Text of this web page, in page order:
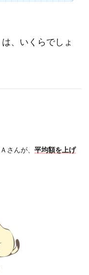
、いくらでしょ
さんが、 平均額を上げ